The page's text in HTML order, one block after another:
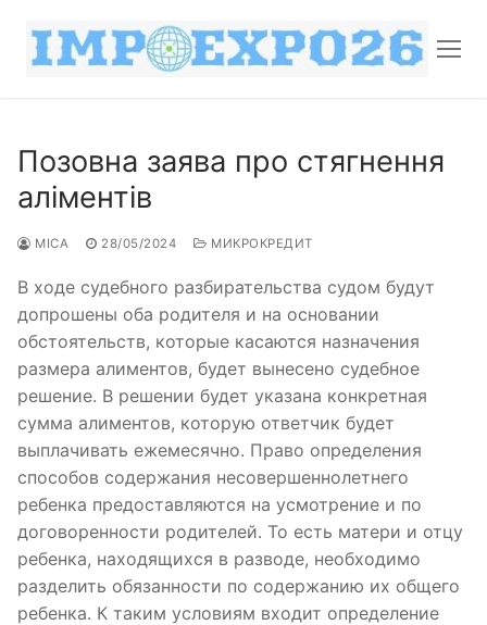
Позовна заява про стягнення
аліментів
MICA 28/05/2024 МИКРОКРЕДИТ
В ходе судебного разбирательства судом будут
допрошены оба родителя и на основании
обстоятельств, которые касаются назначения
размера алиментов, будет вынесено судебное
решение. В решении будет указана ​​конкретная
сумма алиментов, которую ответчик будет
выплачивать ежемесячно. Право определения
способов содержания несовершеннолетнего
ребенка предоставляются на усмотрение и по
договоренности родителей. То есть матери и отцу
ребенка, находящихся в разводе, необходимо
разделить обязанности по содержанию их общего
ребенка. К таким условиям входит определение